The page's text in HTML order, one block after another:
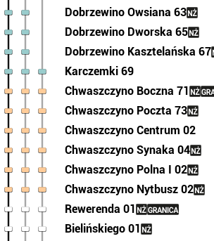
Dobrzewino Owsiana 63
Dobrzewino Dworska 65
Dobrzewino Kasztelańska 67
Karczemki 69
Chwaszczyno Boczna 71
Chwaszczyno Poczta 73
Chwaszczyno Centrum 02
Chwaszczyno Synaka 04
Chwaszczyno Polna I 02
Chwaszczyno Nytbusz 02
Rewerenda 01
Bielińskiego 01